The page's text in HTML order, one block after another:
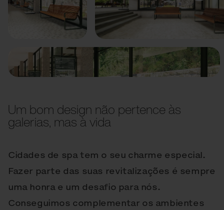
Anterior Seguinte
Um bom design não pertence às
galerias, mas à vida
Cidades de spa tem o seu charme especial.
Fazer parte das suas revitalizações é sempre
uma honra e um desafio para nós.
Conseguimos complementar os ambientes